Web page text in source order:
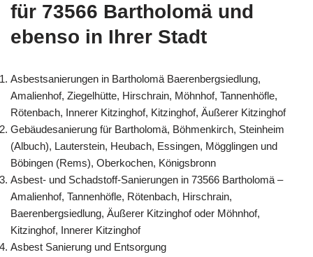
für 73566 Bartholomä und
ebenso in Ihrer Stadt
Asbestsanierungen in Bartholomä Baerenbergsiedlung,
Amalienhof, Ziegelhütte, Hirschrain, Möhnhof, Tannenhöfle,
Rötenbach, Innerer Kitzinghof, Kitzinghof, Äußerer Kitzinghof
Gebäudesanierung für Bartholomä, Böhmenkirch, Steinheim
(Albuch), Lauterstein, Heubach, Essingen, Mögglingen und
Böbingen (Rems), Oberkochen, Königsbronn
Asbest- und Schadstoff-Sanierungen in 73566 Bartholomä –
Amalienhof, Tannenhöfle, Rötenbach, Hirschrain,
Baerenbergsiedlung, Äußerer Kitzinghof oder Möhnhof,
Kitzinghof, Innerer Kitzinghof
Asbest Sanierung und Entsorgung